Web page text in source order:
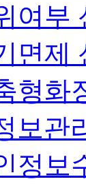
여부
면제
형화
보관
정보